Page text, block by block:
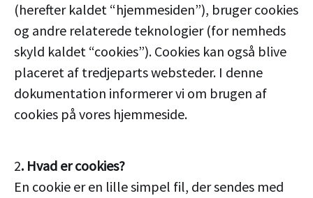
(herefter kaldet “hjemmesiden”), bruger cookies
og andre relaterede teknologier (for nemheds
skyld kaldet “cookies”). Cookies kan også blive
placeret af tredjeparts websteder. I denne
dokumentation informerer vi om brugen af
cookies på vores hjemmeside.
2. Hvad er cookies?
En cookie er en lille simpel fil, der sendes med